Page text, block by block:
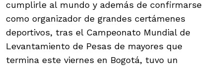
cumplirle al mundo y además de confirmarse
como organizador de grandes certámenes
deportivos, tras el Campeonato Mundial de
Levantamiento de Pesas de mayores que
termina este viernes en Bogotá, tuvo un